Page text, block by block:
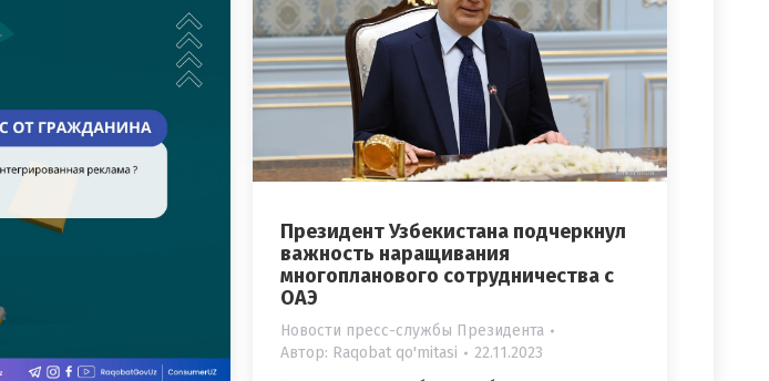
Президент Узбекистана подчеркнул
важность наращивания
многопланового сотрудничества с
ОАЭ
Новости пресс-службы Президента
Автор: Raqobat qo'mitasi 22.11.2023